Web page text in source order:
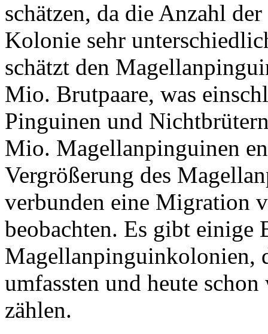
schätzen, da die Anzahl
Kolonie sehr
schätzt den
Mio. Brutpaare, was
Pinguinen und
Mio. Magellanpinguinen
Vergrößerung des
verbunden eine Migration
beobachten. Es gibt einige
Magellanpinguinkolonien,
umfassten und heute
zählen.